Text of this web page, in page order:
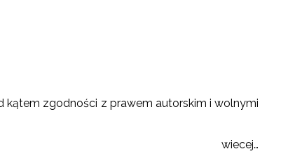
kątem zgodności z prawem autorskim i wolnymi
wiecej…